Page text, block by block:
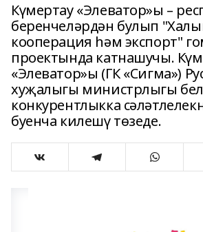
Күмертау «Элеватор»ы –
беренчеләрдән булып
кооперация һәм экспорт"
проектында катнашучы.
«Элеватор»ы (ГК «Сигма»)
хуҗалыгы министрлыгы
конкурентлыкка
буенча килешү төзеде.